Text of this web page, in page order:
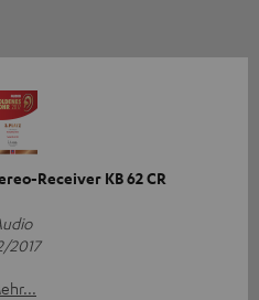
Receiver KB 62 CR
2017